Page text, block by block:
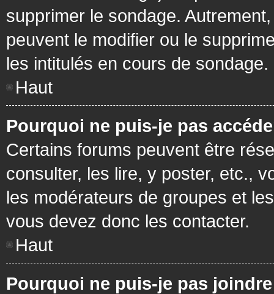
supprimer le sondage.
peuvent le modifier ou le
les intitulés en cours de sondage.
Haut
Pourquoi ne puis-je pas
Certains forums peuvent être
consulter, les lire, y poster, etc.,
les modérateurs de groupes et
vous devez donc les contacter.
Haut
Pourquoi ne puis-je pas